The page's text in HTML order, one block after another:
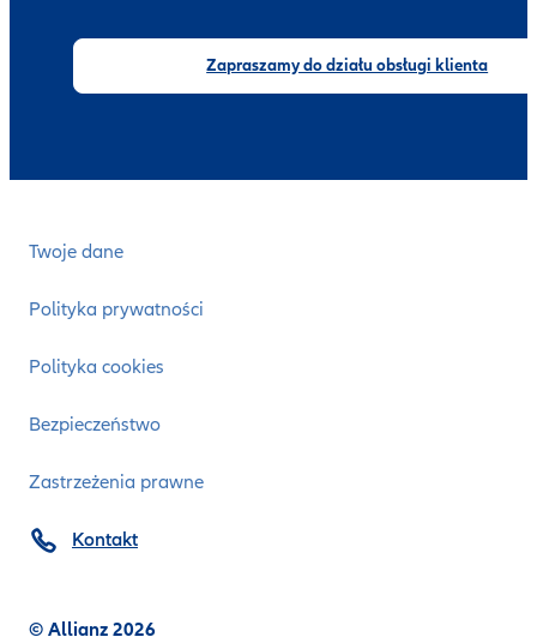
Zapraszamy do działu obsługi klienta
Twoje dane
Polityka prywatności
Polityka cookies
Bezpieczeństwo
Zastrzeżenia prawne
© Allianz 2026
Kontakt